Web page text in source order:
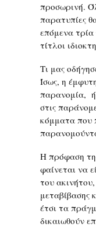
προσωρινή.
παρατυπίες
επόμενα τρία
τίτλοι
Τι μας
Ίσως, η
παρανομία,
στις
κόμματα που
Η πρόφαση
φαίνεται να
του
μεταβίβασης
έτσι τα
δικαιωθούν